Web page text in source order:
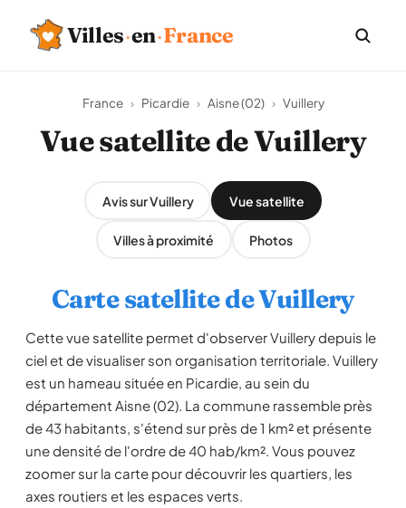
Villes·en·France
France › Picardie › Aisne (02) › Vuillery
Vue satellite de Vuillery
Avis sur Vuillery Vue satellite
Villes à proximité Photos
Carte satellite de Vuillery
Cette vue satellite permet d'observer Vuillery depuis le
ciel et de visualiser son organisation territoriale. Vuillery
est un hameau située en Picardie, au sein du
département Aisne (02). La commune rassemble près
de 43 habitants, s'étend sur près de 1 km² et présente
une densité de l'ordre de 40 hab/km². Vous pouvez
zoomer sur la carte pour découvrir les quartiers, les
axes routiers et les espaces verts.